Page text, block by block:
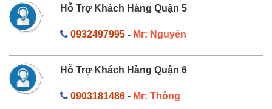
Hỗ Trợ Khách Hàng Quận 5
0932497995- Mr: Nguyên
Hỗ Trợ Khách Hàng Quận 6
0903181486- Mr: Thông